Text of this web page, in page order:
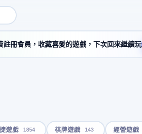
冊會員，收藏喜愛的遊戲，下次回來繼續玩
遊戲 1854 棋牌遊戲 143 經營遊戲